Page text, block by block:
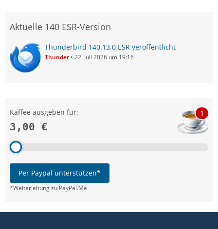
Aktuelle 140 ESR-Version
Thunderbird 140.13.0 ESR veröffentlicht
Thunder 22. Juli 2026 um 19:16
Kaffee ausgeben für:
3,00 €
1
Per Paypal unterstützen*
*Weiterleitung zu PayPal.Me